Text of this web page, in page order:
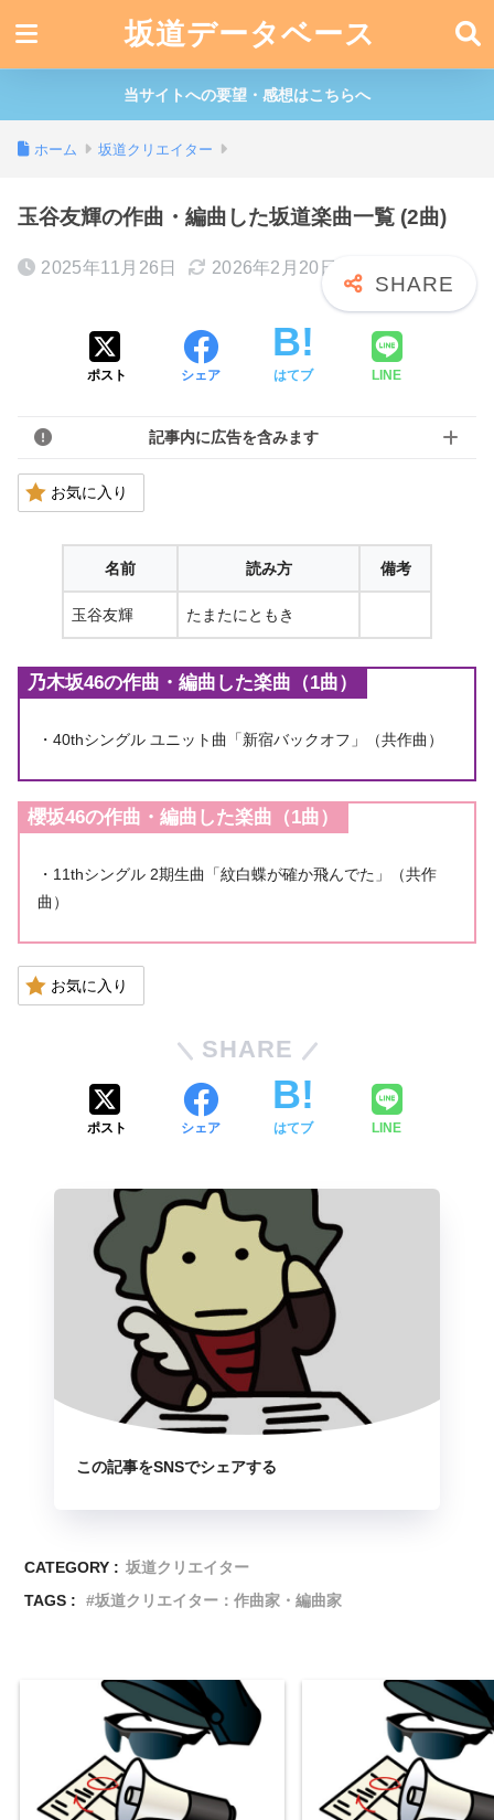
坂道データベース
当サイトへの要望・感想はこちらへ
ホーム 坂道クリエイター
玉谷友輝の作曲・編曲した坂道楽曲一覧 (2曲)
2025年11月26日 2026年2月20日
ポスト シェア はてブ LINE
記事内に広告を含みます
お気に入り
名前 読み方 備考
玉谷友輝 たまたにともき
乃木坂46の作曲・編曲した楽曲（1曲）
・40thシングル ユニット曲「新宿バックオフ」（共作曲）
櫻坂46の作曲・編曲した楽曲（1曲）
・11thシングル 2期生曲「紋白蝶が確か飛んでた」（共作
曲）
お気に入り
SHARE
ポスト シェア はてブ LINE
この記事をSNSでシェアする
CATEGORY : 坂道クリエイター
TAGS :
坂道クリエイター：作曲家・編曲家